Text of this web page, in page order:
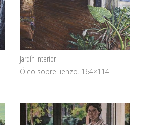
Jardín interior
Óleo sobre lienzo. 164×114